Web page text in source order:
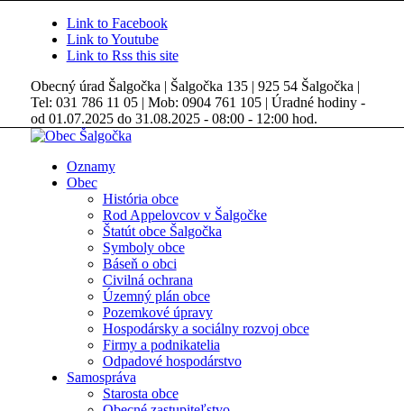
Link to Facebook
Link to Youtube
Link to Rss this site
Obecný úrad Šalgočka | Šalgočka 135 | 925 54 Šalgočka |
Tel: 031 786 11 05 | Mob: 0904 761 105 | Úradné hodiny -
od 01.07.2025 do 31.08.2025 - 08:00 - 12:00 hod.
Oznamy
Obec
História obce
Rod Appelovcov v Šalgočke
Štatút obce Šalgočka
Symboly obce
Báseň o obci
Civilná ochrana
Územný plán obce
Pozemkové úpravy
Hospodársky a sociálny rozvoj obce
Firmy a podnikatelia
Odpadové hospodárstvo
Samospráva
Starosta obce